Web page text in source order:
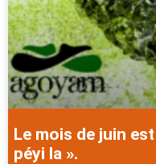
Le mois de juin
péyi la ».